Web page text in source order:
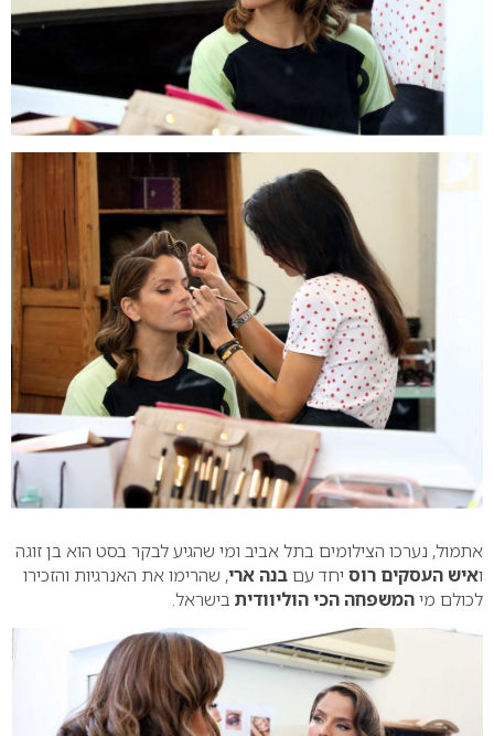
אתמול, נערכו הצילומים בתל אביב ומי שהגיע לבקר בסט הוא בן זוגה
ואיש העסקים רוס יחד עם בנה ארי, שהרימו את האנרגיות והזכירו
לכולם מיהמשפחה הכי הוליוודית בישראל.